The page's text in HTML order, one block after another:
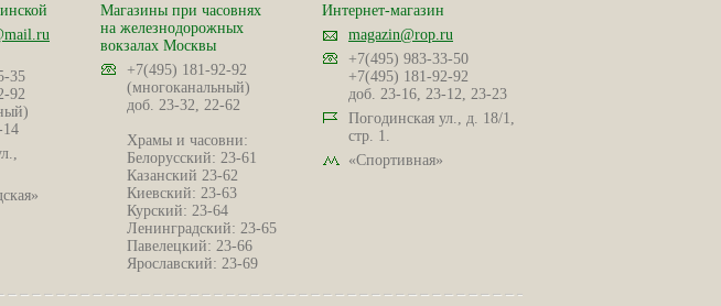
35
92
14
Магазины при часовнях
на железнодорожных
вокзалах Москвы
+7(495) 181-92-92
(многоканальный)
доб. 23-32, 22-62
Храмы и часовни:
Белорусский: 23-61
Казанский 23-62
Киевский: 23-63
Курский: 23-64
Ленинградский: 23-65
Павелецкий: 23-66
Ярославский: 23-69
Интернет-магазин
magazin@rop.ru
+7(495) 983-33-50
+7(495) 181-92-92
доб. 23-16, 23-12, 23-23
Погодинская ул., д. 18/1,
стр. 1.
«Спортивная»